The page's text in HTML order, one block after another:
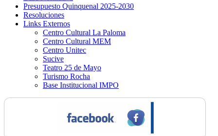
Presupuesto Quinquenal 2025-2030
Resoluciones
Links Externos
Centro Cultural La Paloma
Centro Cultural MEM
Centro Unitec
Sucive
Teatro 25 de Mayo
Turismo Rocha
Base Institucional IMPO